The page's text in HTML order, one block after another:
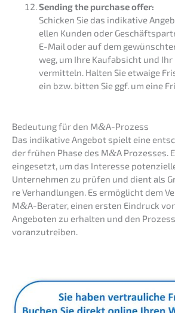
Sending the purcha­se offer:
Schicken Sie das indika­ti­ve
el­len Kunden oder
E-Mail oder auf dem
weg, um Ihre Kaufab­sicht und
vermit­teln. Halten Sie etwaige
ein bzw. bitten Sie ggf. um eine
Bedeu­tung für den M&A-Prozess
Das indika­ti­ve Angebot spielt eine
der frühen Phase des M&A Prozes­ses.
einge­setzt, um das Inter­es­se
Unter­neh­men zu prüfen und dient als
re Verhand­lun­gen. Es ermög­licht dem
M&A-Berater, einen ersten Eindruck
Angebo­ten zu erhal­ten und den
voranzutreiben.